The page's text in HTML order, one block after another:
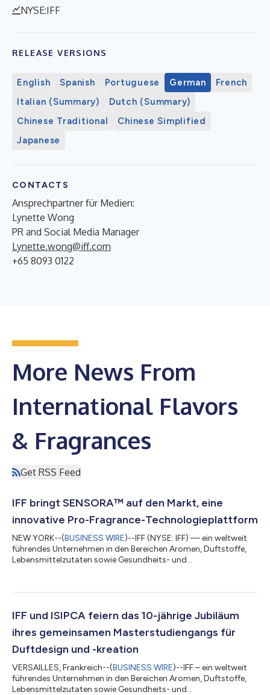
NYSE:IFF
RELEASE VERSIONS
English Spanish Portuguese German
French
Italian (Summary)
Dutch (Summary)
Chinese Traditional
Chinese Simplified
Japanese
CONTACTS
Ansprechpartner für Medien:
Lynette Wong
PR and Social Media Manager
Lynette.wong@iff.com
+65 8093 0122
More News From
International Flavors
& Fragrances
Get RSS Feed
IFF bringt SENSORA™ auf den Markt, eine
innovative Pro-Fragrance-Technologieplattform
NEW YORK--(BUSINESS WIRE)--IFF (NYSE: IFF) — ein weltweit
führendes Unternehmen in den Bereichen Aromen, Duftstoffe,
Lebensmittelzutaten sowie Gesundheits- und
Fragrance-Technologie, die das Dufterlebnis in den Bereichen
soll. SENSORA™ wurde entwickelt, um der steigenden
Nachfrage nach einem länger anhaltenden und r...
IFF und ISIPCA feiern das 10-jährige Jubiläum
ihres gemeinsamen Masterstudiengangs für
Duftdesign und -kreation
VERSAILLES, Frankreich--(BUSINESS WIRE)--IFF – ein weltweit
führendes Unternehmen in den Bereichen Aromen, Duftstoffe,
Lebensmittelzutaten sowie Gesundheits- und